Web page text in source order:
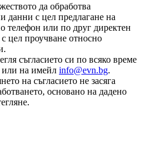
да обработва
данни с цел предлагане на
телефон или по друг директен
цел проучване относно
съгласието си по всяко време
или на имейл info@evn.bg.
на съгласието не засяга
основано на дадено